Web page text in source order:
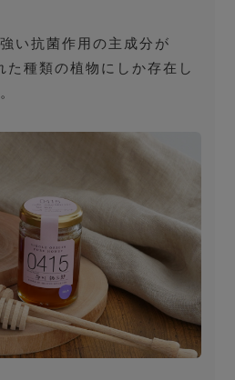
い抗菌作用の主成分が
た種類の植物にしか存在し